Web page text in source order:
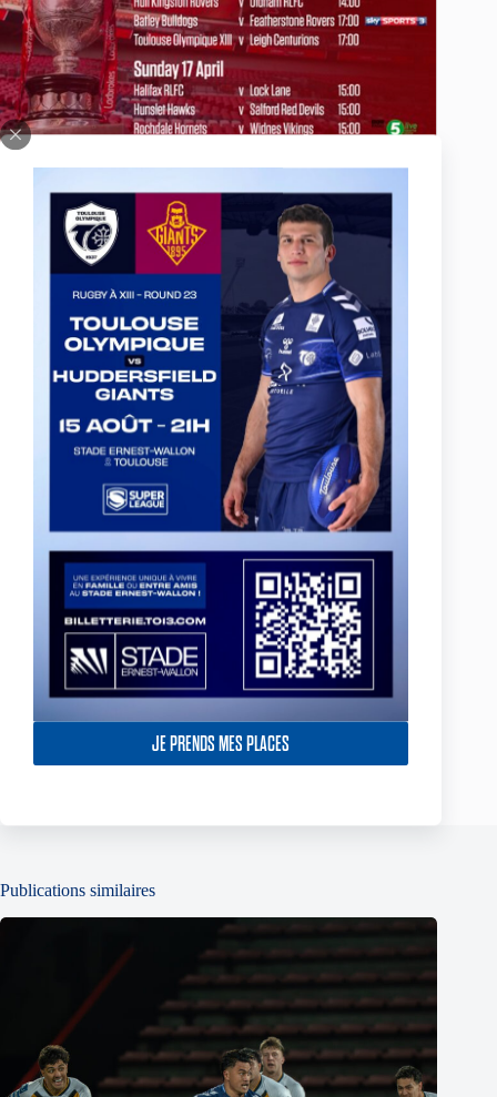
JE PRENDS MES PLACES
RAPPEL: Comme pour tous les matchs de Coupe,
billetterie est gérée et contrôlée par la RFL
Anglaise).Les cartes d’abonnés ne sont donc pas valables
pour cette rencontre. L’entrée au stade se fera au
tarif de 10€
pour un placement en tribune Est et de 15€ pour une
place en tribune Honneur(tarif réduit à 5€ et gratuit pour les
moins de 16 ans). Vous pourrez bien sûr acheter vos places
aux guichets le jour du match, et d’ores et déjà
des locations
sont ouvertes au siège du TO XIII, situé au stade Arnauné
des Minimes(107 avenue Frédéric Estèbe, 31 200 Toulouse)
stand du club Toulousain à la Foire de Toulouse
Nous vous attendons nombreux à Blagnac pour soutenir
le Toulouse Olympique !
Toulouse Olympique XIII – 107, avenue Frédéric Estèbe –
31200 Toulouse
Tél : 05.61.57.80.00 / Mail:contact@to13.com
Publications similaires